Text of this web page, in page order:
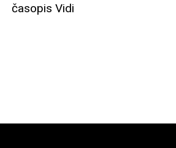
časopis Vidi